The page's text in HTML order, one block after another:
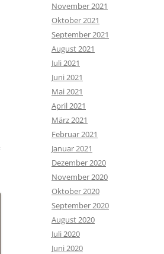
November 2021
Oktober 2021
September 2021
August 2021
Juli 2021
Juni 2021
Mai 2021
April 2021
März 2021
Februar 2021
Januar 2021
Dezember 2020
November 2020
Oktober 2020
September 2020
August 2020
Juli 2020
Juni 2020